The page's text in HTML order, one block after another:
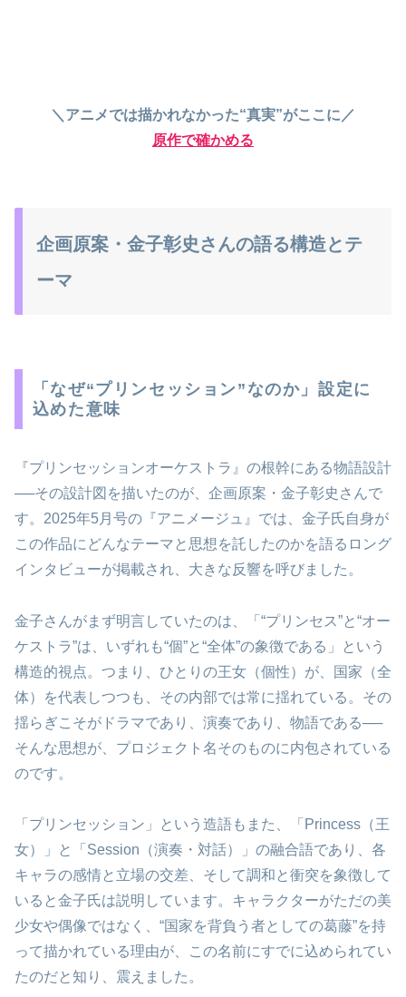
＼アニメでは描かれなかった“真実”がここに／
原作で確かめる
企画原案・金子彰史さんの語る構造とテ
ーマ
「なぜ“プリンセッション”なのか」設定に
込めた意味
『プリンセッションオーケストラ』の根幹にある物語設計
──その設計図を描いたのが、企画原案・金子彰史さんで
す。2025年5月号の『アニメージュ』では、金子氏自身が
この作品にどんなテーマと思想を託したのかを語るロング
インタビューが掲載され、大きな反響を呼びました。
金子さんがまず明言していたのは、「“プリンセス”と“オー
ケストラ”は、いずれも“個”と“全体”の象徴である」という
構造的視点。つまり、ひとりの王女（個性）が、国家（全
体）を代表しつつも、その内部では常に揺れている。その
揺らぎこそがドラマであり、演奏であり、物語である──
そんな思想が、プロジェクト名そのものに内包されている
のです。
「プリンセッション」という造語もまた、「Princess（王
女）」と「Session（演奏・対話）」の融合語であり、各
キャラの感情と立場の交差、そして調和と衝突を象徴して
いると金子氏は説明しています。キャラクターがただの美
少女や偶像ではなく、“国家を背負う者としての葛藤”を持
って描かれている理由が、この名前にすでに込められてい
たのだと知り、震えました。